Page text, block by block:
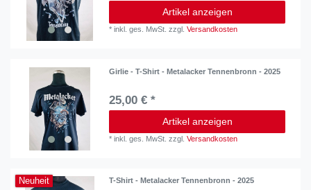
Artikel anzeigen
*inkl. ges. MwSt. zzgl.Versandkosten
Girlie - T-Shirt - Metalacker Tennenbronn - 2025
25,00 € *
Artikel anzeigen
*inkl. ges. MwSt. zzgl.Versandkosten
Neuheit T-Shirt - Metalacker Tennenbronn - 2025